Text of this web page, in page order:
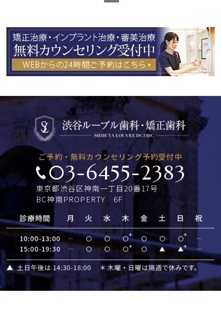
ご予約・無料カウンセリング予約受付中
03-6455-2383
東京都渋谷区神南一丁目20番17号
BC神南PROPERTY 6F